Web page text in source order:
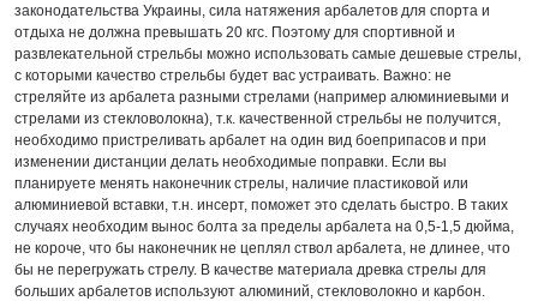
законодательства Украины, сила натяжения арбалетов для спорта и
отдыха не должна превышать 20 кгс. Поэтому для спортивной и
развлекательной стрельбы можно использовать самые дешевые стрелы,
с которыми качество стрельбы будет вас устраивать. Важно: не
стреляйте из арбалета разными стрелами (например алюминиевыми и
стрелами из стекловолокна), т.к. качественной стрельбы не получится,
необходимо пристреливать арбалет на один вид боеприпасов и при
изменении дистанции делать необходимые поправки. Если вы
планируете менять наконечник стрелы, наличие пластиковой или
алюминиевой вставки, т.н. инсерт, поможет это сделать быстро. В таких
случаях необходим вынос болта за пределы арбалета на 0,5-1,5 дюйма,
не короче, что бы наконечник не цеплял ствол арбалета, не длинее, что
бы не перегружать стрелу. В качестве материала древка стрелы для
больших арбалетов используют алюминий, стекловолокно и карбон.